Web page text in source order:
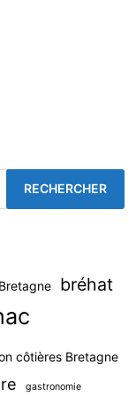
Bretagne bréhat
côtières Bretagne
gastronomie